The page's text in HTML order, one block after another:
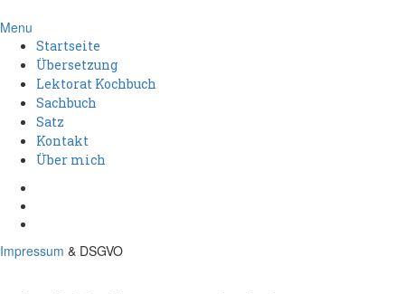
Menu
Startseite
Übersetzung
Lektorat Kochbuch
Sachbuch
Satz
Kontakt
Über mich
Impressum & DSGVO